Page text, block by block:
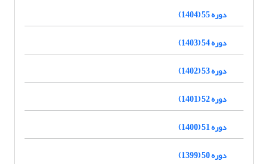
دوره 55 (1404)
دوره 54 (1403)
دوره 53 (1402)
دوره 52 (1401)
دوره 51 (1400)
دوره 50 (1399)